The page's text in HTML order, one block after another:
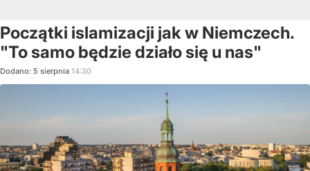
Początki islamizacji jak w Niemczech.
"To samo będzie działo się u nas"
Dodano: 5 sierpnia 14:30